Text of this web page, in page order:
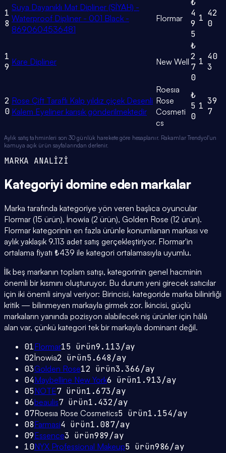
1
8
Suya Dayanıklı Mat Dipliner (SİYAH) -
Waterproof Dipliner - 001 Black -
8690604536481
Flormar
₺
4
9
5
1 42
0
1
9 Kare Dipliner New Well
₺
2
7
0
1 40
3
2
0
Rose Çift Taraflı Kalp yıldız çiçek Desenli
Kalem Eyeliner karışık gönderilmektedir
Roesıa
Rose
Cosmeti
cs
₺
5
0
1 39
7
Aylık satış tahminleri son 30 günlük harekete göre hesaplanır. Rakamlar Trendyol'un
kamuya açık ürün sayfalarından derlenir.
MARKA ANALİZİ
Kategoriyi domine eden markalar
Marka tarafında kategoriye yön veren başlıca oyuncular
Flormar (15 ürün), İnowia (2 ürün), Golden Rose (12 ürün).
Flormar kategorinin en fazla ürünle konumlanan markası ve
aylık yaklaşık 9.113 adet satış gerçekleştiriyor. Flormar'in
ortalama fiyatı ₺439 ile kategori ortalamasıyla uyumlu.
İlk beş markanın toplam satışı, kategorinin genel hacminin
önemli bir kısmını oluşturuyor. Bu durum yeni girecek satıcılar
için iki önemli sinyal veriyor: Birincisi, kategoride marka bilinirliği
kritik — bilinmeyen markayla girmek zor. İkincisi, güçlü
markaların yanında pozisyon alabilecek niş ürünler için hâlâ
alan var, çünkü kategori tek bir markayla dominant değil.
01Flormar15 ürün9.113/ay
02İnowia2 ürün5.648/ay
03Golden Rose12 ürün3.366/ay
04Maybelline New York6 ürün1.913/ay
05NOTE7ürün1.673/ay
06beaulis7ürün1.432/ay
07Roesıa Rose Cosmetics5 ürün1.154/ay
08Farmasi4 ürün1.087/ay
09Essence3 ürün989/ay
10NYX Professional Makeup5 ürün986/ay